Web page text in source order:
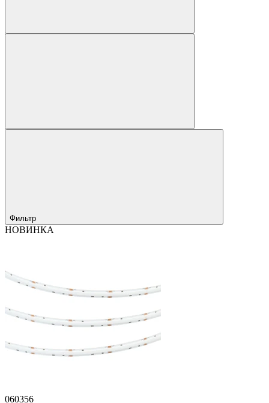
Фильтр
НОВИНКА
060356